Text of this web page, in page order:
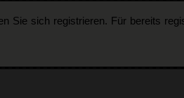
Sie sich registrieren. Für bereits